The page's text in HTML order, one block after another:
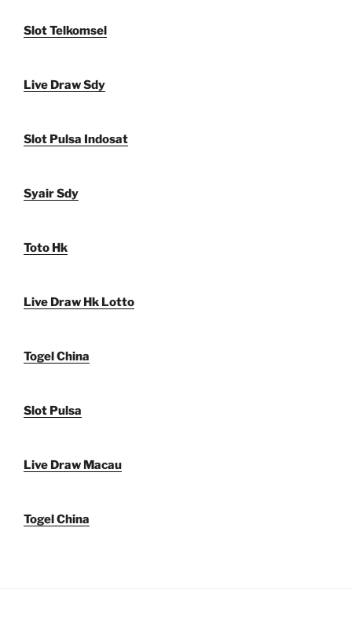
Slot Telkomsel
Live Draw Sdy
Slot Pulsa Indosat
Syair Sdy
Toto Hk
Live Draw Hk Lotto
Togel China
Slot Pulsa
Live Draw Macau
Togel China